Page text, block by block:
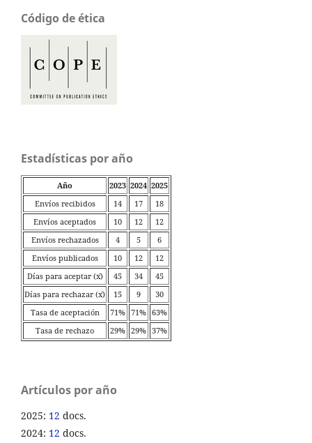
Código de ética
Estadísticas por año
Año 2023 2024 2025
Envíos recibidos
14 17
18
Envíos aceptados
10 12
12
Envíos rechazados
4 5
6
Envíos publicados
10 12
12
Días para aceptar (x̄)
45 34
45
Días para rechazar (x̄)
15 9
30
Tasa de aceptación
71% 71% 63%
Tasa de rechazo
29% 29% 37%
Artículos por año
2025: 12 docs.
2024: 12 docs.